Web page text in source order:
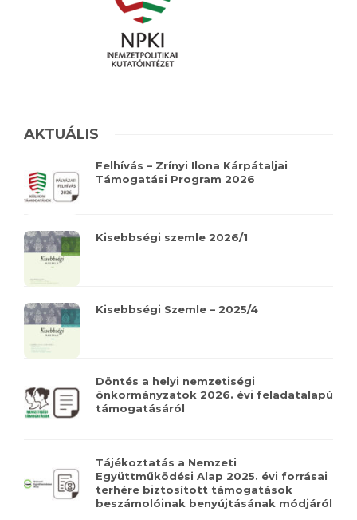
AKTUÁLIS
Felhívás – Zrínyi Ilona Kárpátaljai
Támogatási Program 2026
Kisebbségi szemle 2026/1
Kisebbségi Szemle – 2025/4
Döntés a helyi nemzetiségi
önkormányzatok 2026. évi feladatalapú
támogatásáról
Tájékoztatás a Nemzeti
Együttműködési Alap 2025. évi forrásai
terhére biztosított támogatások
beszámolóinak benyújtásának módjáról